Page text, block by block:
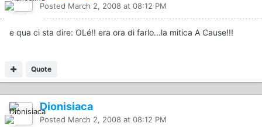
Posted March 2, 2008 at 08:12 PM
e qua ci sta dire: OLé!! era ora di farlo...la mitica A Cause!!!
Quote
Dionisiaca
Posted March 2, 2008 at 08:12 PM